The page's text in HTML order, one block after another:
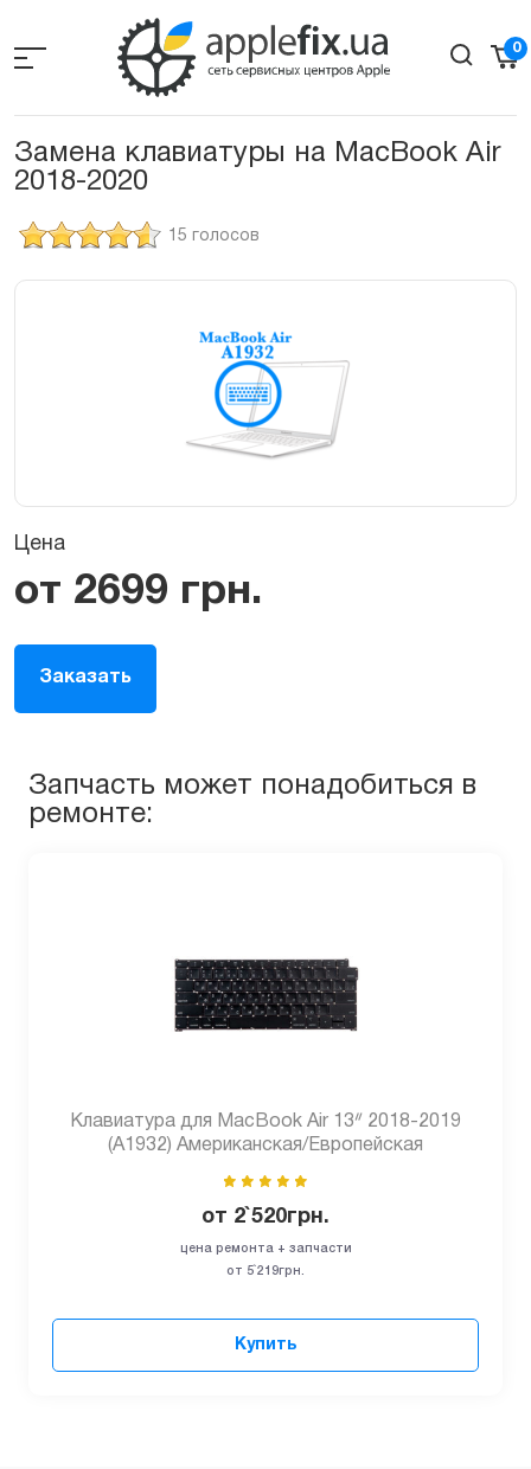
the
0
Замена клавиатуры на MacBook Air
2018-2020
15 голосов
Цена
от 2699 грн.
Заказать
Запчасть может понадобиться в
ремонте:
Клавиатура для MacBook Air 13ᐥ 2018-2019
(A1932) Американская/Европейская
от 2`520грн.
цена ремонта + запчасти
от 5`219грн.
Купить